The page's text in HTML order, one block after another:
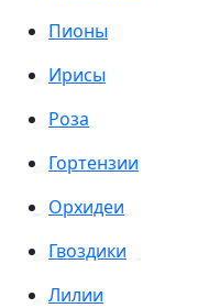
Пионы
Ирисы
Роза
Гортензии
Орхидеи
Гвоздики
Лилии